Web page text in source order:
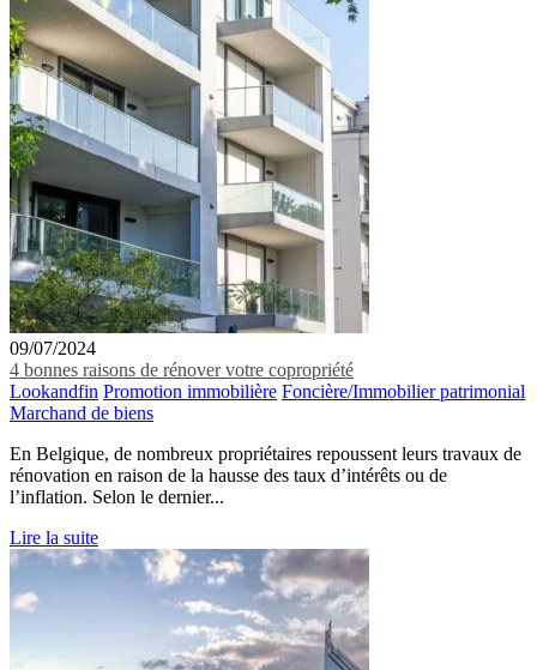
09/07/2024
4 bonnes raisons de rénover votre copropriété
Lookandfin Promotion immobilière Foncière/Immobilier patrimonial
Marchand de biens
En Belgique, de nombreux propriétaires repoussent leurs travaux de
rénovation en raison de la hausse des taux d’intérêts ou de
l’inflation. Selon le dernier...
Lire la suite